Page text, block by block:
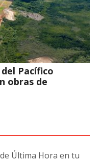
Pacífico
obras de
Última Hora en tu